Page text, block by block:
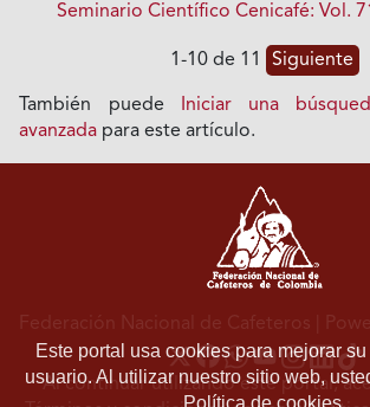
Seminario Científico Cenicafé: Vol.
1-10 de 11 Siguiente
También puede
Iniciar una
avanzada para este artículo.
Este portal usa cookies para mejorar
usuario. Al utilizar nuestro sitio web,
Política de cookies.
Federación Nacional de Cafeteros |
Al continuar utilizando este portal,